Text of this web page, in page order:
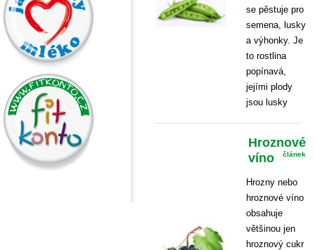
se pěstuje pro
semena, lusky
a výhonky. Je
to rostlina
popínavá,
jejími plody
jsou lusky
Hroznové
víno
článek
Hrozny nebo
hroznové víno
obsahuje
většinou jen
hroznový cukr